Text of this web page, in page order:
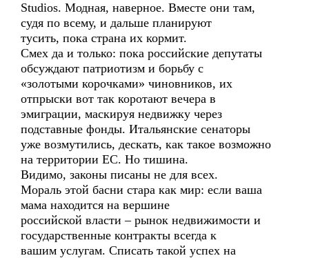
Studios. Модная, наверное. Вместе они там,
судя по всему, и дальше планируют
тусить, пока страна их кормит.
Смех да и только: пока российские депутаты
обсуждают патриотизм и борьбу с
«золотыми корочками» чиновников, их
отпрыски вот так коротают вечера в
эмиграции, маскируя недвижку через
подставные фонды. Итальянские сенаторы
уже возмутились, дескать, как такое возможно
на территории ЕС. Но тишина.
Видимо, законы писаны не для всех.
Мораль этой басни стара как мир: если ваша
мама находится на вершине
российской власти – рынок недвижимости и
государственные контракты всегда к
вашим услугам. Списать такой успех на